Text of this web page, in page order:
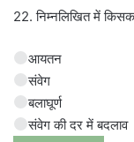
22. निम्नलिखित में
आयतन
संवेग
बलाघूर्ण
संवेग की दर में बदलाव